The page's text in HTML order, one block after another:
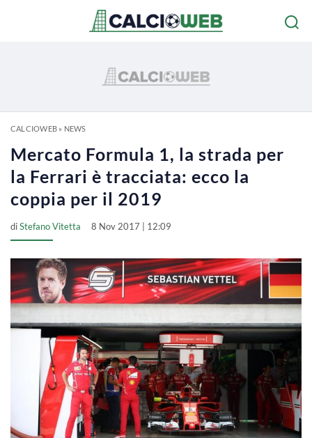
CALCIOWEB» NEWS
Mercato Formula 1, la strada per
la Ferrari è tracciata: ecco la
coppia per il 2019
diStefano Vitetta 8 Nov 2017 | 12:09